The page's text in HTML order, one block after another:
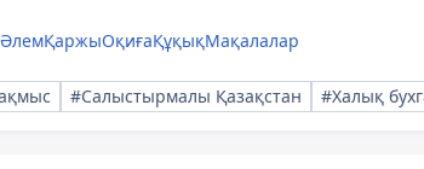
ӘлемҚаржыОқиғаҚұқықМақалалар
#Салыстырмалы Қазақстан #Халық